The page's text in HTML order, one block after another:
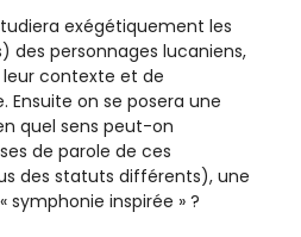
exégétiquement les
des personnages lucaniens,
leur contexte et de
on se posera une
quel sens peut-on
de parole de ces
des statuts différents), une
symphonie inspirée » ?